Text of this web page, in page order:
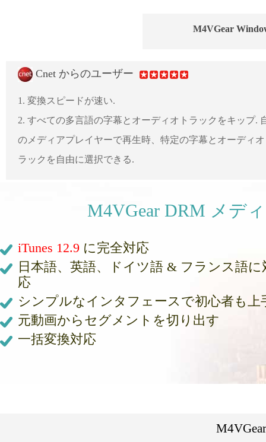
M4VGear
Cnet からのユーザー
1. 変換スピードが速い.
2. すべての多言語の字幕とオーディオトラックをキップ.
のメディアプレイヤーで再生時、特定の字幕とオーディ
ラックを自由に選択できる.
M4VGear DRM メデ
iTunes 12.9 に完全対応
日本語、英語、ドイツ語 & フランス語に
応
シンプルなインタフェースで初心者も上
元動画からセグメントを切り出す
一括変換対応